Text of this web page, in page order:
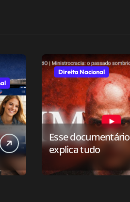
Direita Nacional
Esse documentário
explica tudo